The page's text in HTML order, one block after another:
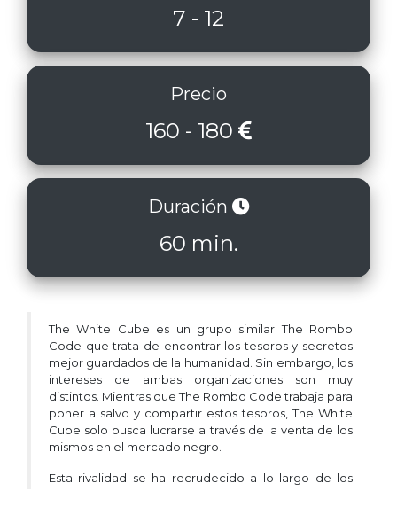
7 - 12
Precio
160 - 180
Duración
60 min.
The White Cube es un grupo similar The Rombo
Code que trata de encontrar los tesoros y secretos
mejor guardados de la humanidad. Sin embargo, los
intereses de ambas organizaciones son muy
distintos. Mientras que The Rombo Code trabaja para
poner a salvo y compartir estos tesoros, The White
Cube solo busca lucrarse a través de la venta de los
mismos en el mercado negro.
Esta rivalidad se ha recrudecido a lo largo de los